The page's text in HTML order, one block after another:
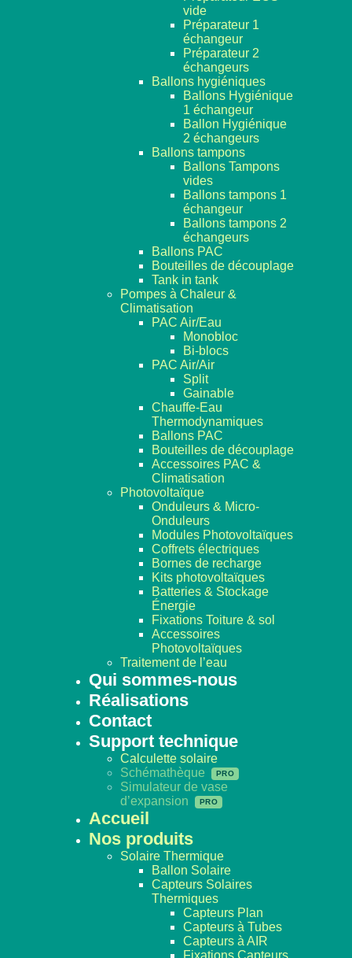
vide
Préparateur 1
échangeur
Préparateur 2
échangeurs
Ballons hygiéniques
Ballons Hygiénique
1 échangeur
Ballon Hygiénique
2 échangeurs
Ballons tampons
Ballons Tampons
vides
Ballons tampons 1
échangeur
Ballons tampons 2
échangeurs
Ballons PAC
Bouteilles de découplage
Tank in tank
Pompes à Chaleur &
Climatisation
PAC Air/Eau
Monobloc
Bi-blocs
PAC Air/Air
Split
Gainable
Chauffe-Eau
Thermodynamiques
Ballons PAC
Bouteilles de découplage
Accessoires PAC &
Climatisation
Photovoltaïque
Onduleurs & Micro-
Onduleurs
Modules Photovoltaïques
Coffrets électriques
Bornes de recharge
Kits photovoltaïques
Batteries & Stockage
Énergie
Fixations Toiture & sol
Accessoires
Photovoltaïques
Traitement de l’eau
Qui sommes-nous
Réalisations
Contact
Support technique
Calculette solaire
Schémathèque
Simulateur de vase
d’expansion
Accueil
Nos produits
Solaire Thermique
Ballon Solaire
Capteurs Solaires
Thermiques
Capteurs Plan
Capteurs à Tubes
Capteurs à AIR
Fixations Capteurs